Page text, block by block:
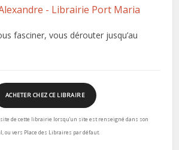
- Librairie Port Maria
fasciner, vous dérouter jusqu’au
ACHETER CHEZ CE LIBRAIRE
de cette librairie lorsqu’un site est renseigné dans son
ou vers Place des Libraires par défaut.